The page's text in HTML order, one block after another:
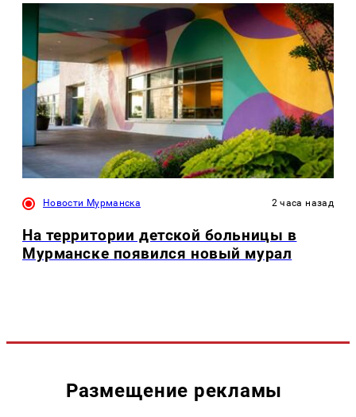
Новости Мурманска 2 часа назад
На территории детской больницы в
Мурманске появился новый мурал
Размещение рекламы